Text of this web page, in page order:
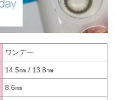
ワンデー
14.5㎜ / 13.8㎜
8.6㎜